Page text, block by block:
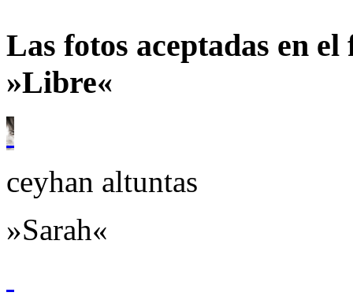
Las fotos aceptadas en
»Libre«
ceyhan altuntas
»Sarah«